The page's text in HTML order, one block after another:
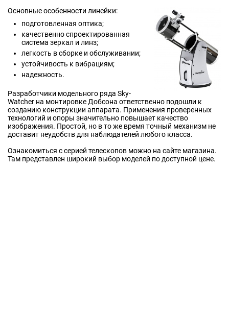
Основные особенности линейки:
подготовленная оптика;
качественно спроектированная
система зеркал и линз;
легкость в сборке и обслуживании;
устойчивость к вибрациям;
надежность.
Разработчики модельного ряда Sky-
Watcher на монтировке Добсона ответственно подошли к
созданию конструкции аппарата. Применения проверенных
технологий и опоры значительно повышает качество
изображения. Простой, но в то же время точный механизм не
доставит неудобств для наблюдателей любого класса.
Ознакомиться с серией телескопов можно на сайте магазина.
Там представлен широкий выбор моделей по доступной цене.